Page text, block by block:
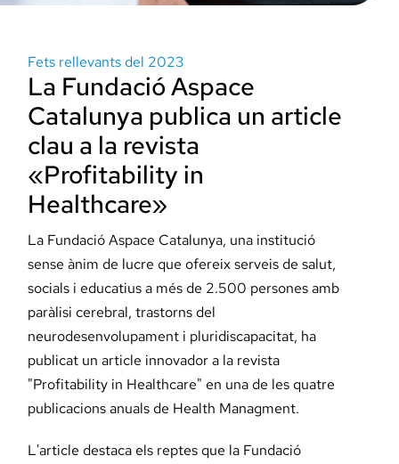
La
Àmbit
Fets rellevants del 2023
La Fundació Aspace
Catalunya publica un article
clau a la revista
«Profitability in
Healthcare»
La Fundació Aspace Catalunya, una institució
sense ànim de lucre que ofereix serveis de salut,
socials i educatius a més de 2.500 persones amb
paràlisi cerebral, trastorns del
neurodesenvolupament i pluridiscapacitat, ha
publicat un article innovador a la revista
"Profitability in Healthcare" en una de les quatre
publicacions anuals de Health Managment.
L'article destaca els reptes que la Fundació